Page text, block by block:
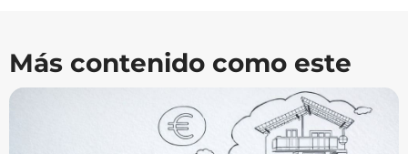
Más contenido como este